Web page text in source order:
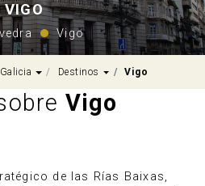
VIGO
Vigo
Dropdown
Destinos Dropdown
Vigo
Vigo
de las Rías Baixas,